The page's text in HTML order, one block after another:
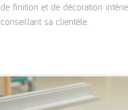
de finition et de décoration
conseillant sa clientèle.